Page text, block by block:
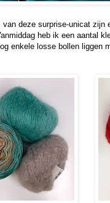
deze surprise-unicat
heb ik een aantal
enkele losse bollen liggen